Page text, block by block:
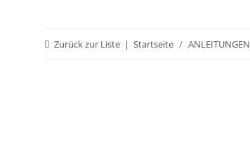
Zurück zur Liste Startseite ANLEITUNGEN